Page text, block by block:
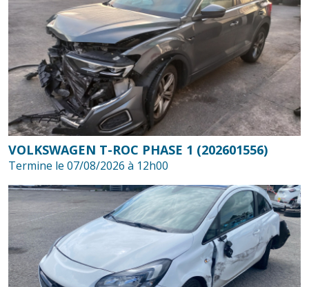
VOLKSWAGEN T-ROC PHASE 1 (202601556)
Termine le 07/08/2026 à 12h00